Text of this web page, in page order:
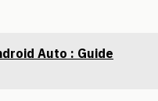
Auto : Guide